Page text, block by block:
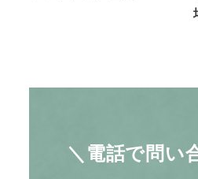
＼電話で問い